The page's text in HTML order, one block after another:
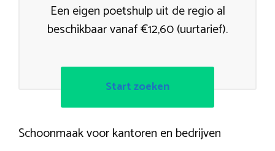
Een eigen poetshulp uit de regio al
beschikbaar vanaf €12,60 (uurtarief).
Start zoeken
Schoonmaak voor kantoren en bedrijven